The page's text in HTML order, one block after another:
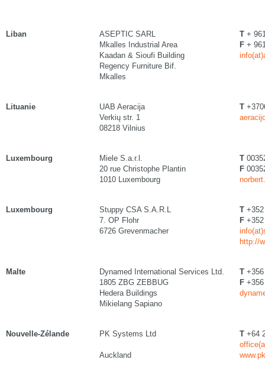
Liban
ASEPTIC SARL
Mkalles Industrial Area
Kaadan & Sioufi Building
Regency Furniture Bif.
Mkalles
T +
F +
Lituanie
UAB Aeracija
Verkių str. 1
08218 Vilnius
T
Luxembourg
Miele S.a.r.l.
20 rue Christophe Plantin
1010 Luxembourg
T
F
Luxembourg
Stuppy CSA S.A.R.L
7. OP Flohr
6726 Grevenmacher
T
F
http://
Malte
Dynamed International Services Ltd.
1805 ZBG ZEBBUG
Hedera Buildings
Mikielang Sapiano
T
F
Nouvelle-Zélande PK Systems Ltd
Auckland
T +64